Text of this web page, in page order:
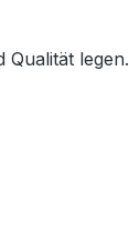
Qualität legen.